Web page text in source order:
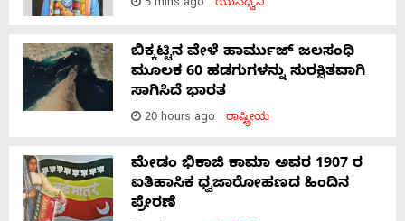
5 mins ago ಯುವಧ್ವನಿ
ಬಿಕ್ಕಟ್ಟಿನ ವೇಳೆ ಹಾರ್ಮುಜ್ ಜಲಸಂಧಿ
ಮೂಲಕ 60 ಹಡಗುಗಳನ್ನು ಸುರಕ್ಷಿತವಾಗಿ
ಸಾಗಿಸಿದೆ ಭಾರತ
20 hours ago ರಾಷ್ಟ್ರೀಯ
ಮೇಡಂ ಭಿಕಾಜಿ ಕಾಮಾ ಅವರ 1907 ರ
ಐತಿಹಾಸಿಕ ಧ್ವಜಾರೋಹಣದ ಹಿಂದಿನ
ಪ್ರೇರಣೆ